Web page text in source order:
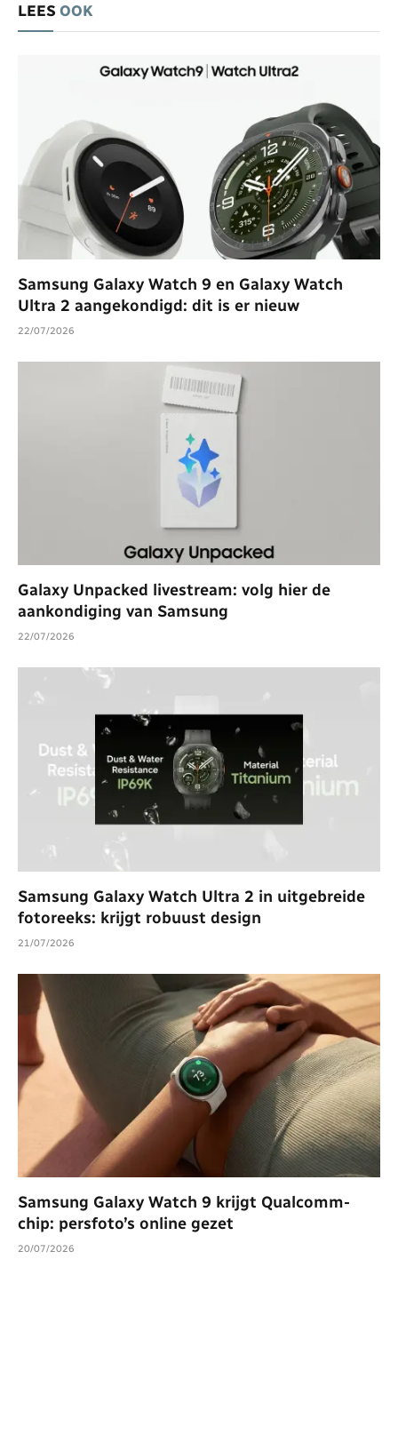
LEES OOK
Samsung Galaxy Watch 9 en Galaxy Watch
Ultra 2 aangekondigd: dit is er nieuw
22/07/2026
Galaxy Unpacked livestream: volg hier de
aankondiging van Samsung
22/07/2026
Samsung Galaxy Watch Ultra 2 in uitgebreide
fotoreeks: krijgt robuust design
21/07/2026
Samsung Galaxy Watch 9 krijgt Qualcomm-
chip: persfoto’s online gezet
20/07/2026